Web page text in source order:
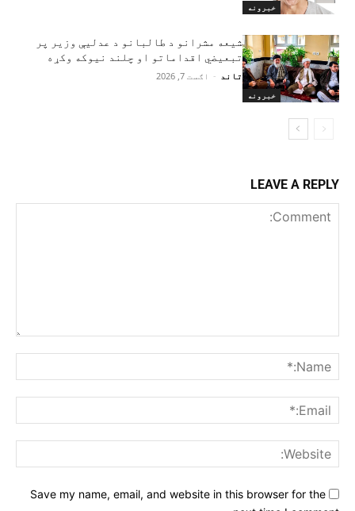
خبرونه
خبرونه
شیعه مشرانو د طالبانو د عدلیې وزیر پر
تبعیضي اقداماتو او چلند نیوکه وکړه
تاند - اګست 7, 2026
LEAVE A REPLY
Save my name, email, and website in this browser for the